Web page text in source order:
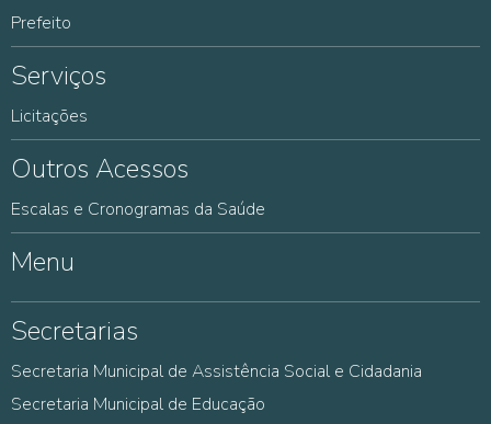
Prefeito
Serviços
Licitações
Outros Acessos
Escalas e Cronogramas da Saúde
Menu
Secretarias
Secretaria Municipal de Assistência Social e Cidadania
Secretaria Municipal de Educação